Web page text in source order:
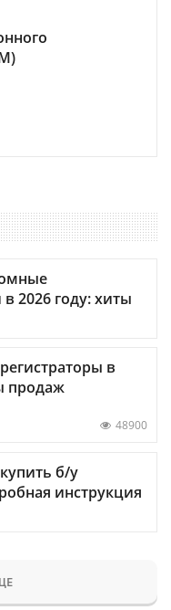
2026 году: хиты
в
продаж
48900
б/у
инструкция